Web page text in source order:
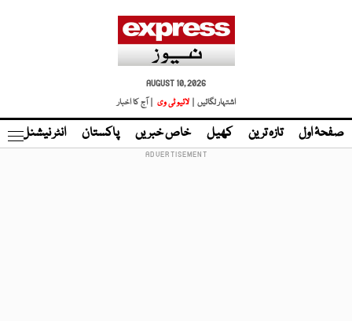
AUGUST 10, 2026
اشتہار لگائیں |
لائیو ٹی وی | آج کا اخبار
صفحۂ اول تازہ ترین کھیل خاص خبریں پاکستان انٹر نیشنل